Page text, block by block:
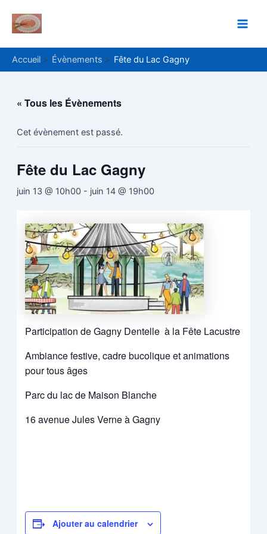
contenu
Accueil Évènements Fête du Lac Gagny
« Tous les Évènements
Cet évènement est passé.
Fête du Lac Gagny
juin 13 @ 10h00- juin 14 @ 19h00
Participation de Gagny Dentelle à la Fête Lacustre
Ambiance festive, cadre bucolique et animations
pour tous âges
Parc du lac de Maison Blanche
16 avenue Jules Verne à Gagny
Ajouter au calendrier